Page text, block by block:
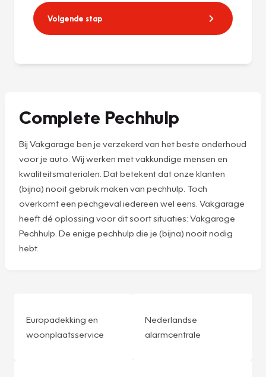
Volgende stap
Complete Pechhulp
Bij Vakgarage ben je verzekerd van het beste onderhoud
voor je auto. Wij werken met vakkundige mensen en
kwaliteitsmaterialen. Dat betekent dat onze klanten
(bijna) nooit gebruik maken van pechhulp. Toch
overkomt een pechgeval iedereen wel eens. Vakgarage
heeft dé oplossing voor dit soort situaties: Vakgarage
Pechhulp. De enige pechhulp die je (bijna) nooit nodig
hebt.
Europadekking en
woonplaatsservice
Nederlandse
alarmcentrale